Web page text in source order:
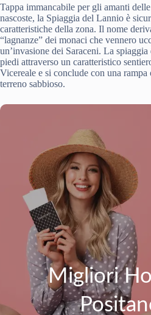
Tappa immancabile per gli amanti
nascoste, la Spiaggia del Lannio è
caratteristiche della zona. Il nome
“lagnanze” dei monaci che vennero
un’invasione dei Saraceni. La
piedi attraverso un caratteristico
Vicereale e si conclude con una rampa
terreno sabbioso.
Migliori